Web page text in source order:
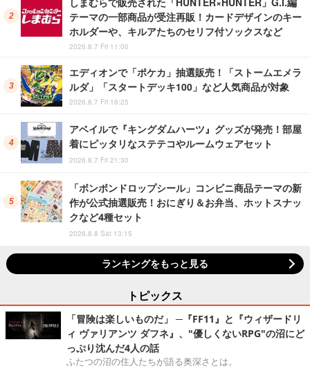
しまむらで販売された「HUNTER×HUNTER」G.I.編
テーマの一部商品が受注再販！カードデザインのキー
ホルダーや、キルアたちのセリフ付ソックスなど
2026.8.7 Fri 11:00
エディオンで「ポケカ」抽選販売！「ストームエメラ
ルダ」「スタートデッキ100」など人気商品が対象
2026.8.7 Fri 16:25
アベイルで『キングダムハーツ』グッズが発売！部屋
着にピッタリなステテコやルームウェアセット
2026.8.7 Fri 21:30
「ボンボンドロップシール」コンビニ商品テーマの新
作が公式抽選販売！おにぎり＆お弁当、ホットスナッ
クなど4種セット
2026.8.8 Sat 13:15
ランキングをもっと見る
トピックス
「冒険は楽しいものだ」 ─『FF11』と『ウィザードリ
ィ ヴァリアンツ ダフネ』、"優しくないRPG"の沼にど
っぷり沈んだ4人の話
ふたつの沼の住人たちが語る奥深さとは。